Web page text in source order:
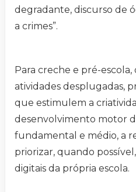
degradante, discurso de
a crimes”.
Para creche e pré-
atividades desplugadas,
que estimulem a
desenvolvimento motor
fundamental e médio, a
priorizar, quando
digitais da própria escola.